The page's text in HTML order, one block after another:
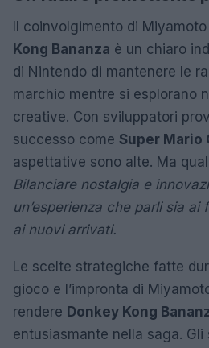
Il coinvolgimento di
Kong Bananza è un chiaro
di Nintendo di mantenere le
marchio mentre si esplorano
creative. Con sviluppatori
successo come Super Mario
aspettative sono alte. Ma
Bilanciare nostalgia e
un’esperienza che parli sia
ai nuovi arrivati.
Le scelte strategiche fatte
gioco e l’impronta di
rendere Donkey Kong
entusiasmante nella saga.